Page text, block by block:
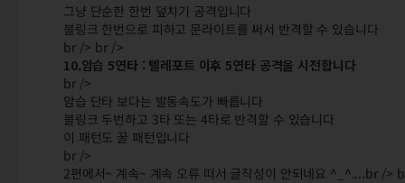
그냥 단순한 한번 덮치기 공격입니다
블링크 한번으로 피하고 문라이트를 써서 반격할 수 있습니다
br /> br />
10.암습 5연타 : 텔레포트 이후 5연타 공격을 시전합니다
br />
암습 단타 보다는 발동속도가 빠릅니다
블링크 두번하고 3타 또는 4타로 반격할 수 있습니다
이 패턴도 꿀 패턴입니다
br />
2편에서~ 계속~ 계속 오류 떠서 글작성이 안되네요 ^_^....br />